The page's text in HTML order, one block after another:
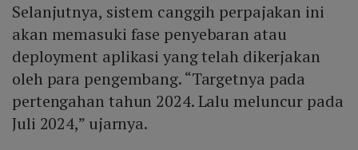
Selanjutnya, sistem canggih perpajakan ini
akan memasuki fase penyebaran atau
deployment aplikasi yang telah dikerjakan
oleh para pengembang. “Targetnya pada
pertengahan tahun 2024. Lalu meluncur pada
Juli 2024,” ujarnya.